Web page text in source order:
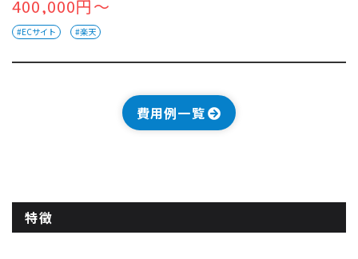
400,000円～
#ECサイト #楽天
費用例一覧
特徴